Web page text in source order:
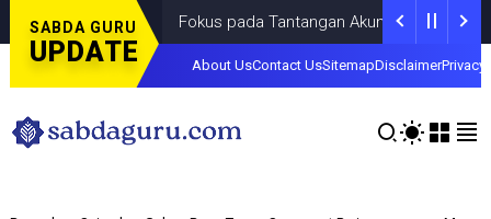
SABDA GURU
UPDATE
Fokus pada Tantangan Akun Tiruan di Dunia
About UsContact UsSitemapDisclaimerPrivacy